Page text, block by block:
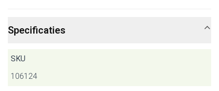
Specificaties
SKU
106124